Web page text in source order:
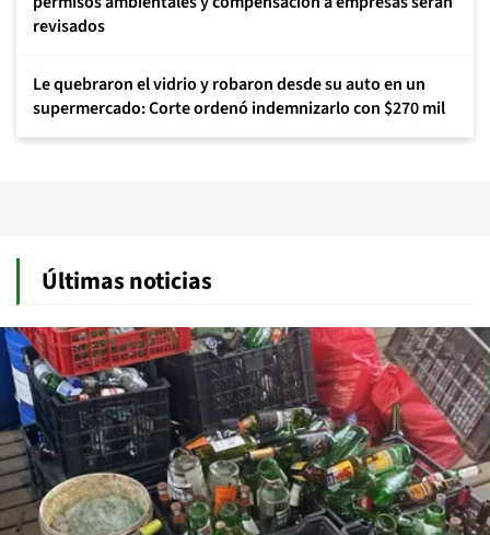
revisados
Le quebraron el vidrio y robaron desde su auto en un
supermercado: Corte ordenó indemnizarlo con $270 mil
Últimas noticias